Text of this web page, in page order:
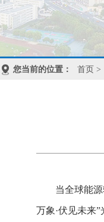
您当前的位置： 首页 >
当全球能
万象·伏见未来